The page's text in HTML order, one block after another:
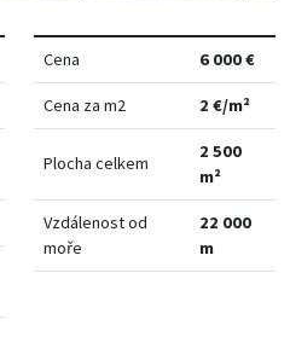
Cena 6 000 €
Cena za m2 2 €/m²
Plocha celkem
2 500
m²
Vzdálenost od
moře
22 000
m